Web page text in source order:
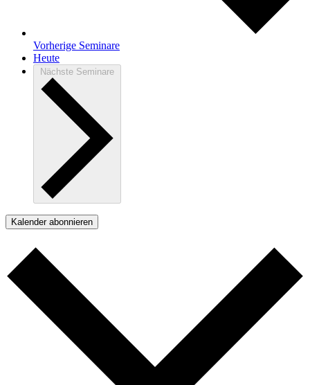
Vorherige Seminare
Heute
Nächste Seminare
Kalender abonnieren